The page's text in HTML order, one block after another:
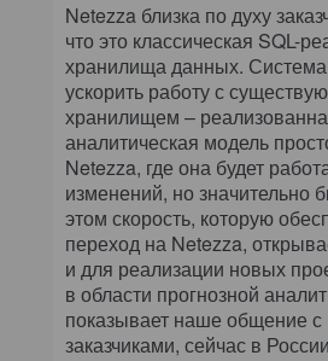
Netezza близка по духу
что это классическая SQL-
хранилища данных. Система
ускорить работу с
хранилищем –
аналитическая модель
Netezza, где она будет
изменений, но значительно
этом скорость, которую
переход на Netezza,
и для реализации новых
в области прогнозной
показывает наше общение с
заказчиками, сейчас в